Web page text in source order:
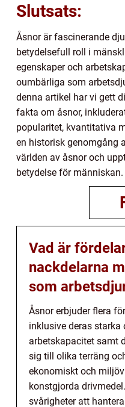
Slutsats:
Åsnor är fascinerande
betydelsefull roll i
egenskaper och
oumbärliga som
denna artikel har vi gett
fakta om åsnor,
popularitet, kvantitativa
en historisk genomgång
världen av åsnor och
betydelse för människan.
Vad är
nackdelarna
som
Åsnor erbjuder flera
inklusive deras starka
arbetskapacitet samt
sig till olika terräng
ekonomiskt och
konstgjorda
svårigheter att